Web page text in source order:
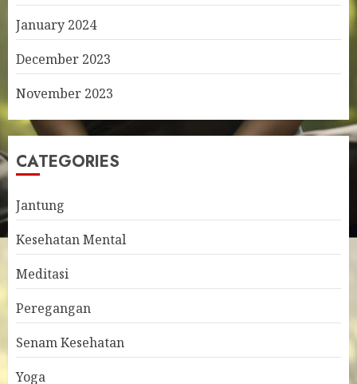
January 2024
December 2023
November 2023
CATEGORIES
Jantung
Kesehatan Mental
Meditasi
Peregangan
Senam Kesehatan
Yoga